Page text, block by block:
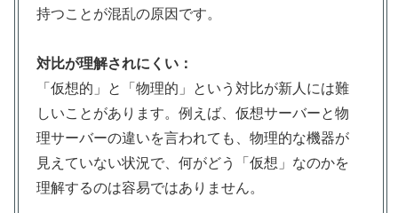
持つことが混乱の原因です。
対比が理解されにくい：
「仮想的」と「物理的」という対比が新人には難
しいことがあります。例えば、仮想サーバーと物
理サーバーの違いを言われても、物理的な機器が
見えていない状況で、何がどう「仮想」なのかを
理解するのは容易ではありません。